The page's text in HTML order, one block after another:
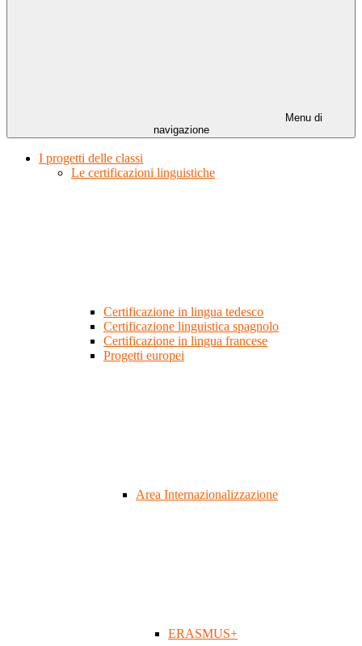
Menu di
navigazione
I progetti delle classi
Le certificazioni linguistiche
Certificazione in lingua tedesco
Certificazione linguistica spagnolo
Certificazione in lingua francese
Progetti europei
Area Internazionalizzazione
ERASMUS+